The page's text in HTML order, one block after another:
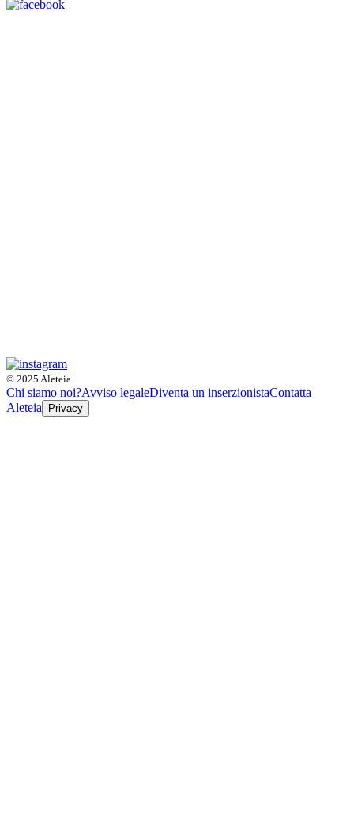
© 2025 Aleteia
Chi siamo noi?Avviso legaleDiventa un inserzionistaContatta
Aleteia
Privacy